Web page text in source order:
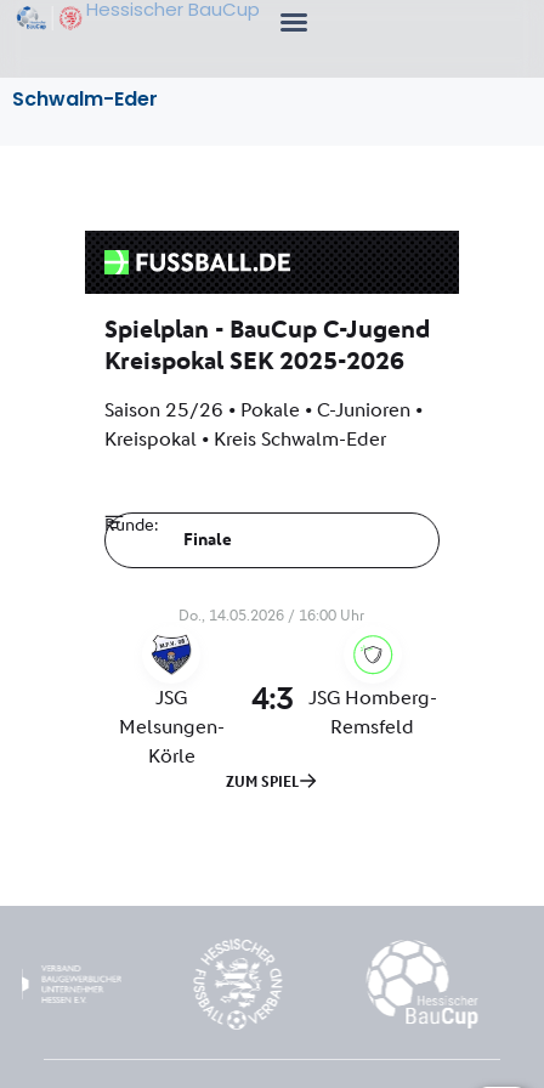
Hessischer BauCup
Schwalm-Eder